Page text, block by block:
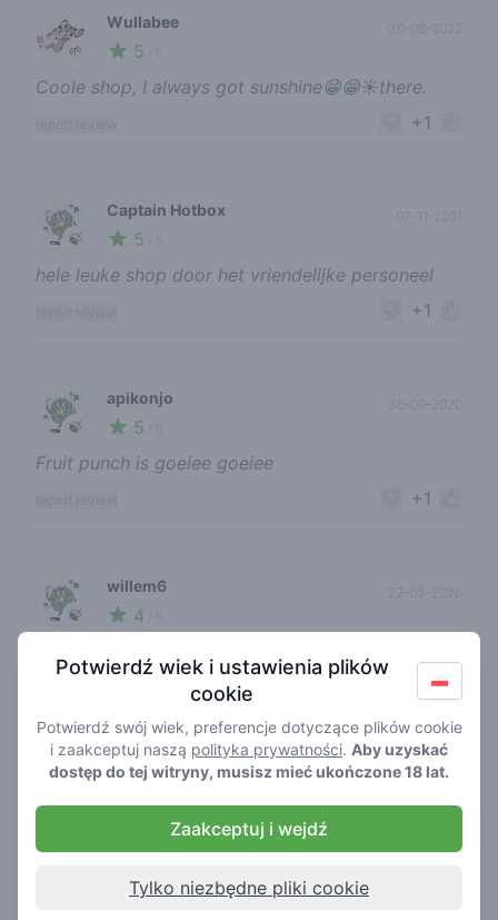
🌱
Wullabee
5
30-08-2022
Coole shop, I always got sunshine😁😁☀️there.
+1
🍃
Captain Hotbox
5
hele leuke shop door het vriendelijke personeel
+1
🍃
apikonjo
5
30-09-2020
Fruit punch is goeiee goeiee
+1
🍃
willem6
4
22-03-2026
top. Helaas kun je hier niet echt lekker zitten.
29-03-2025
bereikbaar met fiets ook. Je kan niet daar zitten.
Potwierdź wiek i ustawienia plików
cookie
Potwierdź swój wiek, preferencje dotyczące plików cookie
i zaakceptuj naszą polityka prywatności. Aby uzyskać
dostęp do tej witryny, musisz mieć ukończone 18 lat.
Zaakceptuj i wejdź
Tylko niezbędne pliki cookie